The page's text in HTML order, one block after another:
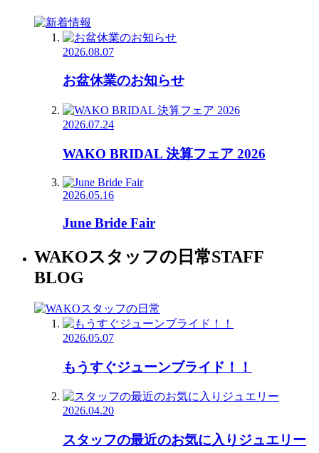
2026.08.07
お盆休業のお知らせ
2026.07.24
WAKO BRIDAL 決算フェア 2026
2026.05.16
June Bride Fair
WAKOスタッフの日常STAFF
BLOG
2026.05.07
もうすぐジューンブライド！！
2026.04.20
スタッフの最近のお気に入りジュエリー